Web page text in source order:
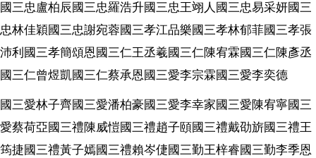
國三忠盧柏辰國三忠羅浩升國三忠王翊人國三忠易采妍國三
忠林佳穎國三忠謝宛蓉國三孝江品樂國三孝林郁菲國三孝張
沛利國三孝簡頌恩國三仁王丞羲國三仁陳宥霖國三仁陳彥丞
國三仁曾煜凱國三仁蔡承恩國三愛李宗霖國三愛李奕德
國三愛林子齊國三愛潘柏豪國三愛李幸家國三愛陳宥寧國三
愛蔡荷亞國三禮陳威愷國三禮趙子頤國三禮戴劭旂國三禮王
筠捷國三禮黃子嫣國三禮賴岑倢國三勤王梓睿國三勤李季恩